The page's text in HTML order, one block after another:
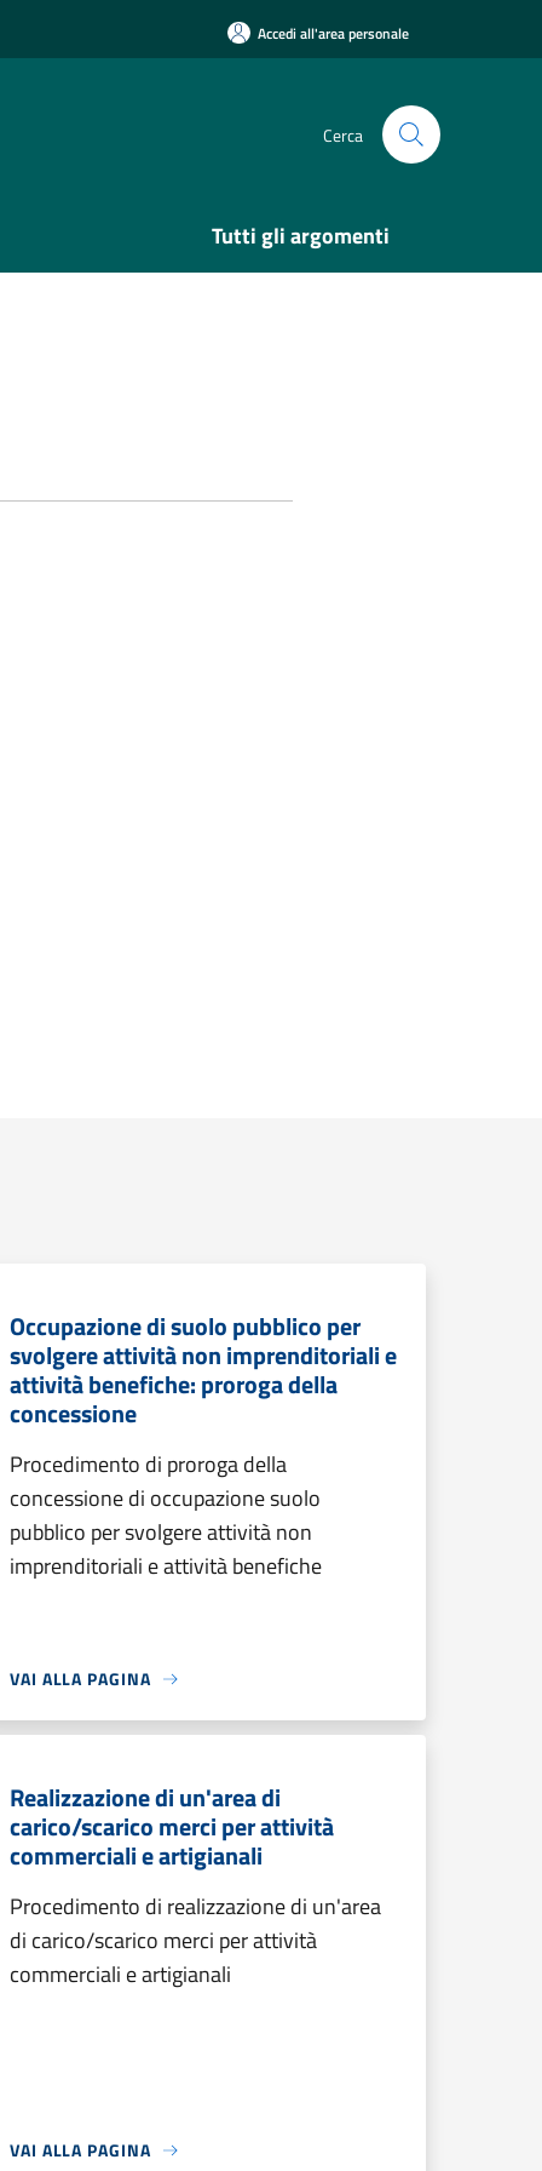
Accedi all'area personale
Cerca
Tutti gli argomenti
Occupazione di suolo pubblico per
svolgere attività non imprenditoriali e
attività benefiche: proroga della
concessione
Procedimento di proroga della
concessione di occupazione suolo
pubblico per svolgere attività non
imprenditoriali e attività benefiche
VAI ALLA PAGINA
Realizzazione di un'area di
carico/scarico merci per attività
commerciali e artigianali
Procedimento di realizzazione di un'area
di carico/scarico merci per attività
commerciali e artigianali
VAI ALLA PAGINA